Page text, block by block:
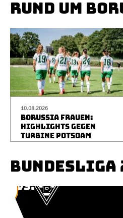
RUND UM
10.08.2026
BORUSSIA FRAUEN:
HIGHLIGHTS GEGEN
TURBINE POTSDAM
BUNDESLIGA